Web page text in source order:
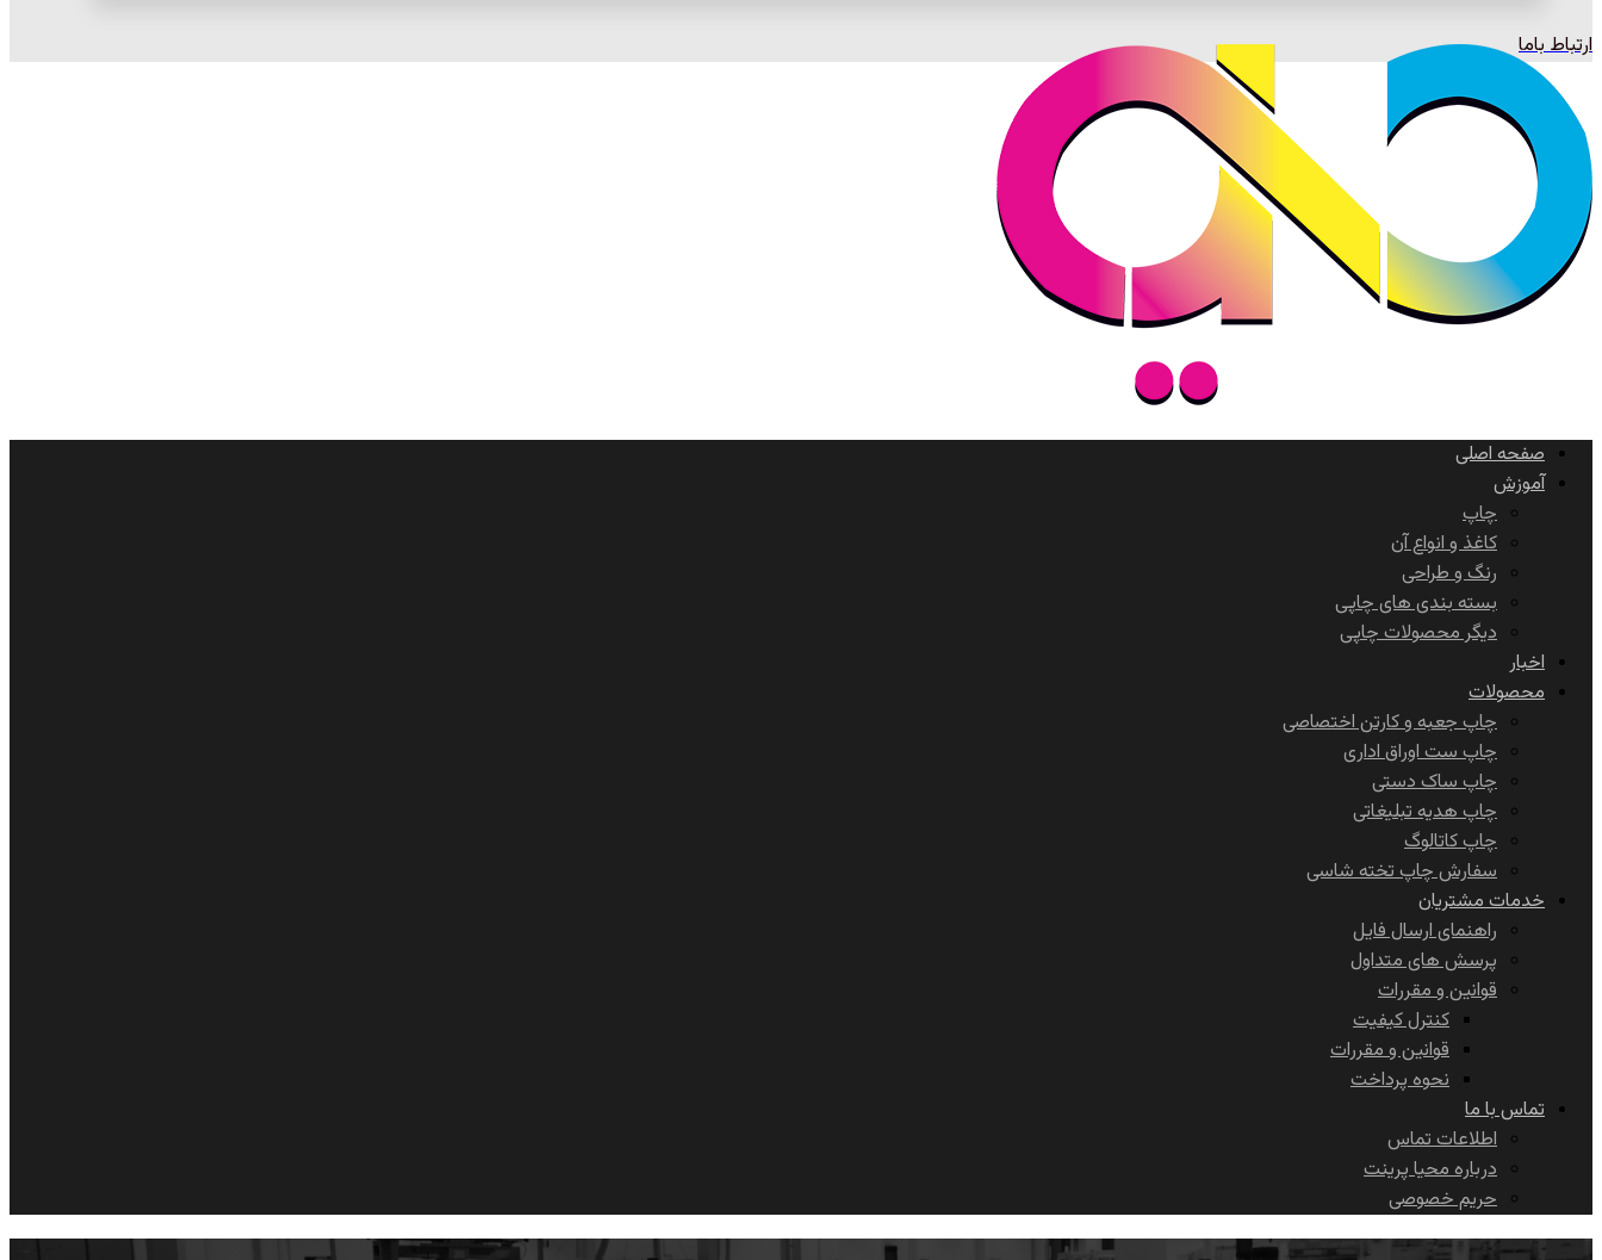
ارتباط باما
صفحه اصلی
آموزش
چاپ
کاغذ و انواع آن
رنگ و طراحی
بسته بندی های چاپی
دیگر محصولات چاپی
اخبار
محصولات
چاپ جعبه و کارتن اختصاصی
چاپ ست اوراق اداری
چاپ ساک دستی
چاپ هدیه تبلیغاتی
چاپ کاتالوگ
سفارش چاپ تخته شاسی
خدمات مشتریان
راهنمای ارسال فایل
پرسش های متداول
قوانین و مقررات
کنترل کیفیت
قوانین و مقررات
نحوه پرداخت
تماس با ما
اطلاعات تماس
درباره محیا پرینت
حریم خصوصی